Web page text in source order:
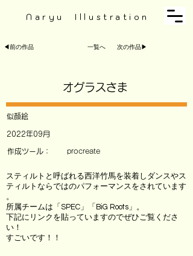
Naryu Illustration
◀︎前の作品 一覧へ 次の作品▶︎
オグラスさま
似顔絵
2022年09月
procreate
作成ツール：
スティルトと呼ばれる西洋竹馬を装着しダンスやス
ティルトならではのパフォーマンスをされています
。
所属チームは「SPEC」「BiG Roots」。
下記にリンクを貼っていますのでぜひご覧くださ
い！
すごいです！！